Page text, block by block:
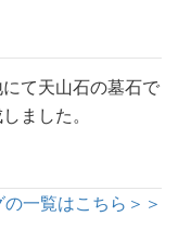
て天山石の墓石で
ました。
の一覧はこちら＞＞